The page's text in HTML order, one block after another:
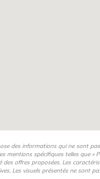
des informations qui ne sont
mentions spécifiques telles que
des offres proposées. Les
Les visuels présentés ne sont